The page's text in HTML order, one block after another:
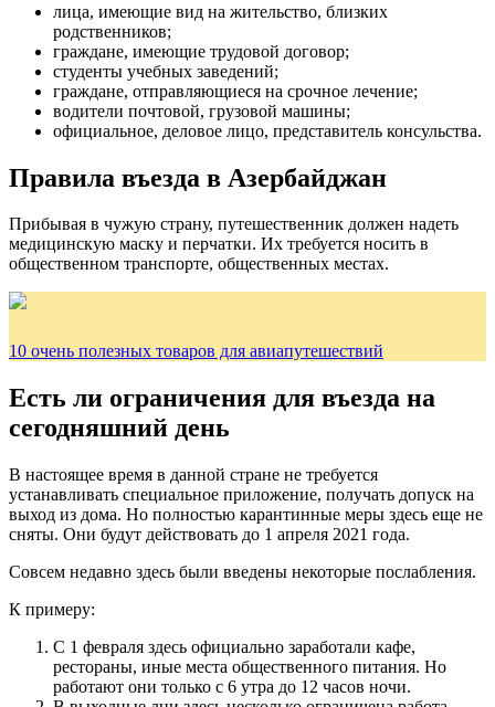
лица, имеющие вид на жительство, близких
родственников;
граждане, имеющие трудовой договор;
студенты учебных заведений;
граждане, отправляющиеся на срочное лечение;
водители почтовой, грузовой машины;
официальное, деловое лицо, представитель консульства.
Правила въезда в Азербайджан
Прибывая в чужую страну, путешественник должен надеть
медицинскую маску и перчатки. Их требуется носить в
общественном транспорте, общественных местах.
10 очень полезных товаров для авиапутешествий
Есть ли ограничения для въезда на
сегодняшний день
В настоящее время в данной стране не требуется
устанавливать специальное приложение, получать допуск на
выход из дома. Но полностью карантинные меры здесь еще не
сняты. Они будут действовать до 1 апреля 2021 года.
Совсем недавно здесь были введены некоторые послабления.
К примеру:
С 1 февраля здесь официально заработали кафе,
рестораны, иные места общественного питания. Но
работают они только с 6 утра до 12 часов ночи.